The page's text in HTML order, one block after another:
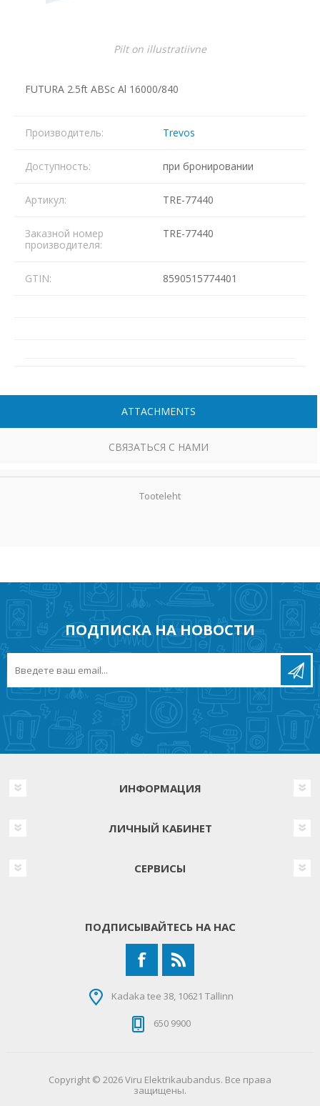
Pilt on illustratiivne
FUTURA 2.5ft ABSc Al 16000/840
Производитель: Trevos
Доступность: при бронировании
Артикул: TRE-77440
Заказной номер
производителя:
TRE-77440
GTIN: 8590515774401
ATTACHMENTS
СВЯЗАТЬСЯ С НАМИ
Tooteleht
ПОДПИСКА НА НОВОСТИ
ИНФОРМАЦИЯ
ЛИЧНЫЙ КАБИНЕТ
СЕРВИСЫ
ПОДПИСЫВАЙТЕСЬ НА НАС
Kadaka tee 38, 10621 Tallinn
650 9900
Copyright © 2026 Viru Elektrikaubandus. Все права
защищены.